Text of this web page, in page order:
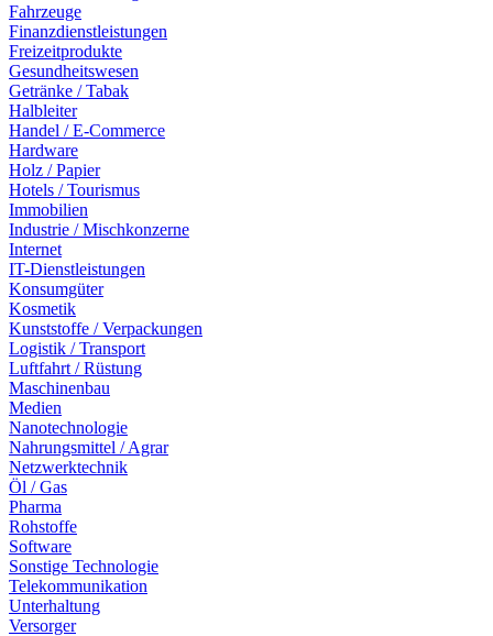
Fahrzeuge
Finanzdienstleistungen
Freizeitprodukte
Gesundheitswesen
Getränke / Tabak
Halbleiter
Handel / E-Commerce
Hardware
Holz / Papier
Hotels / Tourismus
Immobilien
Industrie / Mischkonzerne
Internet
IT-Dienstleistungen
Konsumgüter
Kosmetik
Kunststoffe / Verpackungen
Logistik / Transport
Luftfahrt / Rüstung
Maschinenbau
Medien
Nanotechnologie
Nahrungsmittel / Agrar
Netzwerktechnik
Öl / Gas
Pharma
Rohstoffe
Software
Sonstige Technologie
Telekommunikation
Unterhaltung
Versorger